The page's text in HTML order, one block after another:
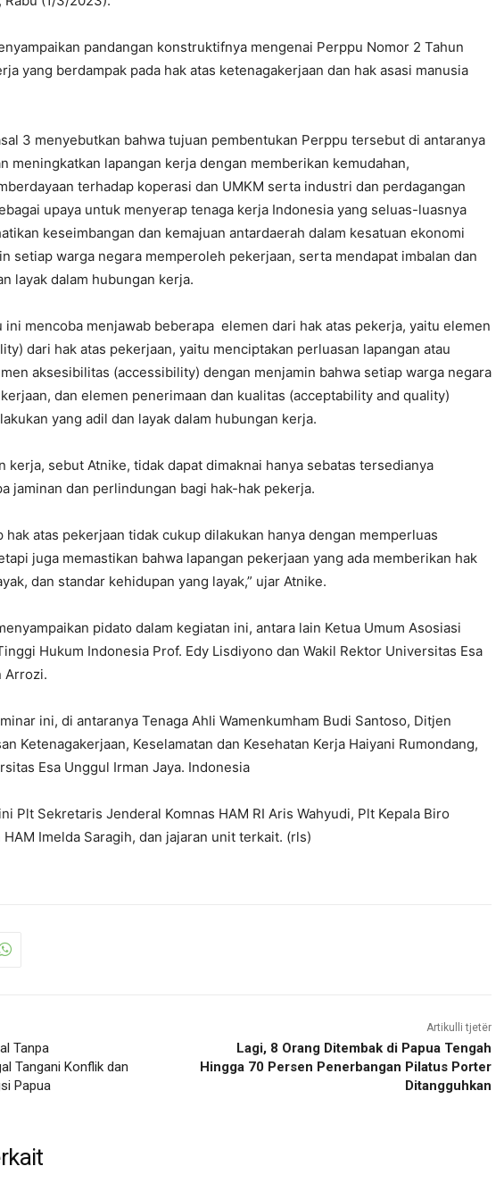
pandangan konstruktifnya mengenai Perppu Nomor 2 Tahun
yang berdampak pada hak atas ketenagakerjaan dan hak asasi manusia
3 menyebutkan bahwa tujuan pembentukan Perppu tersebut di antaranya
meningkatkan lapangan kerja dengan memberikan kemudahan,
terhadap koperasi dan UMKM serta industri dan perdagangan
upaya untuk menyerap tenaga kerja Indonesia yang seluas-luasnya
keseimbangan dan kemajuan antardaerah dalam kesatuan ekonomi
setiap warga negara memperoleh pekerjaan, serta mendapat imbalan dan
layak dalam hubungan kerja.
ini mencoba menjawab beberapa elemen dari hak atas pekerja, yaitu elemen
dari hak atas pekerjaan, yaitu menciptakan perluasan lapangan atau
aksesibilitas (accessibility) dengan menjamin bahwa setiap warga negara
dan elemen penerimaan dan kualitas (acceptability and quality)
yang adil dan layak dalam hubungan kerja.
kerja, sebut Atnike, tidak dapat dimaknai hanya sebatas tersedianya
jaminan dan perlindungan bagi hak-hak pekerja.
hak atas pekerjaan tidak cukup dilakukan hanya dengan memperluas
juga memastikan bahwa lapangan pekerjaan yang ada memberikan hak
dan standar kehidupan yang layak,” ujar Atnike.
pidato dalam kegiatan ini, antara lain Ketua Umum Asosiasi
Hukum Indonesia Prof. Edy Lisdiyono dan Wakil Rektor Universitas Esa
Arrozi.
ini, di antaranya Tenaga Ahli Wamenkumham Budi Santoso, Ditjen
Ketenagakerjaan, Keselamatan dan Kesehatan Kerja Haiyani Rumondang,
Esa Unggul Irman Jaya. Indonesia
Plt Sekretaris Jenderal Komnas HAM RI Aris Wahyudi, Plt Kepala Biro
Imelda Saragih, dan jajaran unit terkait. (rls)
Tanpa
Tangani Konflik dan
Papua
Artikulli tjetër
Lagi, 8 Orang Ditembak di Papua Tengah
Hingga 70 Persen Penerbangan Pilatus Porter
Ditangguhkan